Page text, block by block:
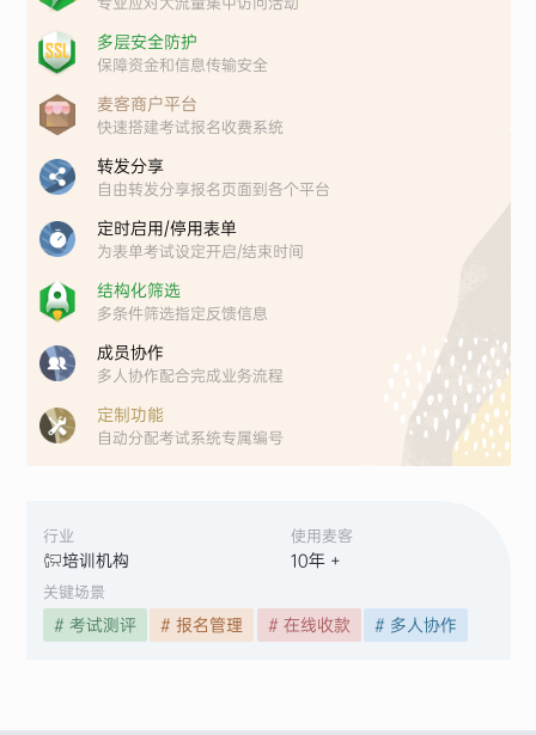
行业
培训机构
使用麦客
10年 +
关键场景
# 考试测评 # 报名管理 # 在线收款 # 多人协作
多层安全防护
保障资金和信息传输安全
麦客商户平台
快速搭建考试报名收费系统
转发分享
自由转发分享报名页面到各个平台
定时启用/停用表单
为表单考试设定开启/结束时间
结构化筛选
多条件筛选指定反馈信息
成员协作
多人协作配合完成业务流程
定制功能
自动分配考试系统专属编号